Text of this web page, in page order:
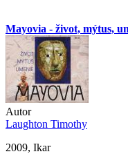
Mayovia - život, mýtus,
Autor
Laughton Timothy
2009, Ikar